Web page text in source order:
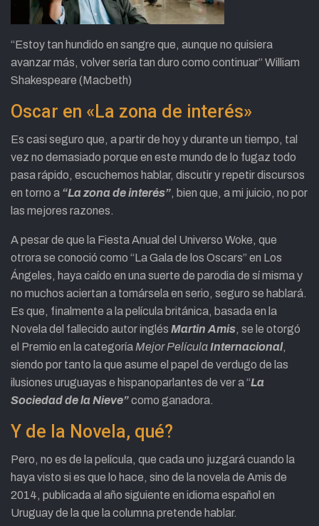
“Estoy tan hundido en sangre que, aunque no quisiera
avanzar más, volver sería tan duro como continuar” William
Shakespeare (Macbeth)
Oscar en «La zona de interés»
Es casi seguro que, a partir de hoy y durante un tiempo, tal
vez no demasiado porque en este mundo de lo fugaz todo
pasa rápido, escuchemos hablar, discutir y repetir discursos
en torno a “La zona de interés”, bien que, a mi juicio, no por
las mejores razones.
A pesar de que la Fiesta Anual del Universo Woke, que
otrora se conoció como “La Gala de los Oscars” en Los
Ángeles, haya caído en una suerte de parodia de sí misma y
no muchos aciertan a tomársela en serio, seguro se hablará.
Es que, finalmente a la película británica, basada en la
Novela del fallecido autor inglés Martin Amis, se le otorgó
el Premio en la categoría Mejor PelículaInternacional,
siendo por tanto la que asume el papel de verdugo de las
ilusiones uruguayas e hispanoparlantes de ver a “La
Sociedad de la Nieve”como ganadora.
Y de la Novela, qué?
Pero, no es de la película, que cada uno juzgará cuando la
haya visto si es que lo hace, sino de la novela de Amis de
2014, publicada al año siguiente en idioma español en
Uruguay de la que la columna pretende hablar.